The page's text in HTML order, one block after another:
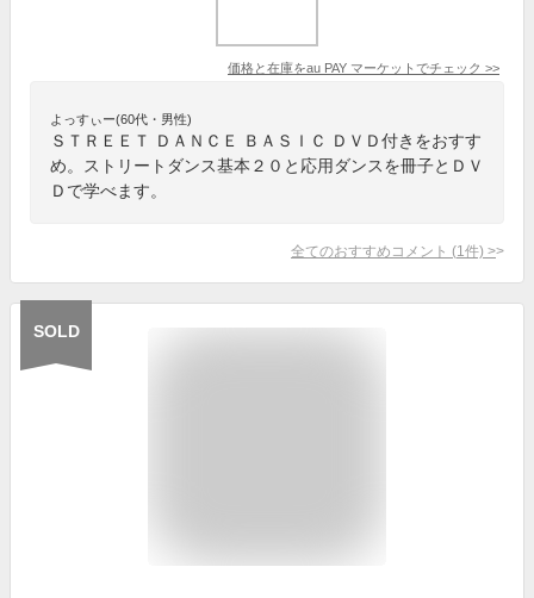
価格と在庫をau PAY マーケット でチェック >>
よっすぃー(60代・男性)
ＳＴＲＥＥＴ ＤＡＮＣＥ ＢＡＳＩＣ ＤＶＤ付きをおすす
め。ストリートダンス基本２０と応用ダンスを冊子とＤＶ
Ｄで学べます。
全てのおすすめコメント (1 件) >
SOLD